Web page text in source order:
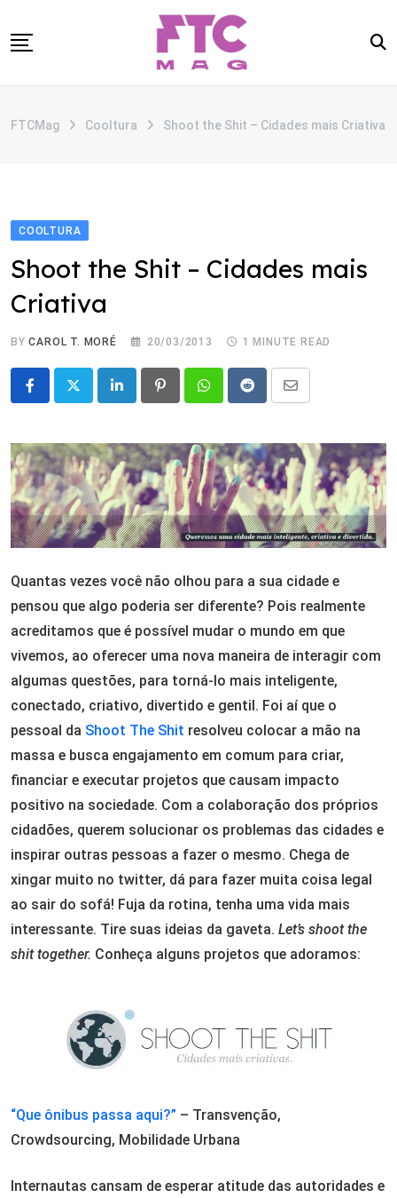
to
CATEGORIAS
FTCMag Cooltura Shoot the Shit – Cidades mais Criativa
COOLTURA
Shoot the Shit – Cidades mais
Criativa
BYCAROL T. MORÉ 20/03/2013 1 MINUTE READ
LinkedIn PinterestWhatsappRedditShare
Email
Quantas vezes você não olhou para a sua cidade e
pensou que algo poderia ser diferente? Pois realmente
acreditamos que é possível mudar o mundo em que
vivemos, ao oferecer uma nova maneira de interagir com
algumas questões, para torná-lo mais inteligente,
conectado, criativo, divertido e gentil. Foi aí que o
pessoal da Shoot The Shit resolveu colocar a mão na
massa e busca engajamento em comum para criar,
financiar e executar projetos que causam impacto
positivo na sociedade. Com a colaboração dos próprios
cidadões, querem solucionar os problemas das cidades e
inspirar outras pessoas a fazer o mesmo. Chega de
xingar muito no twitter, dá para fazer muita coisa legal
ao sair do sofá! Fuja da rotina, tenha uma vida mais
interessante. Tire suas ideias da gaveta. Let’s shoot the
shit together. Conheça alguns projetos que adoramos:
“Que ônibus passa aqui?” – Transvenção,
Crowdsourcing, Mobilidade Urbana
Internautas cansam de esperar atitude das autoridades e